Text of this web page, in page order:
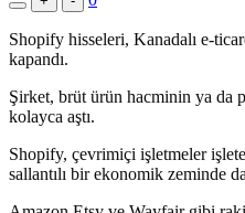
Shopify hisseleri, Kanadalı e-
kapandı.
Şirket, brüt ürün hacminin ya da
kolayca aştı.
Shopify, çevrimiçi işletmeler
sallantılı bir ekonomik zeminde